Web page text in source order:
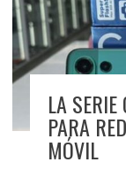
LA
PARA
MÓVIL